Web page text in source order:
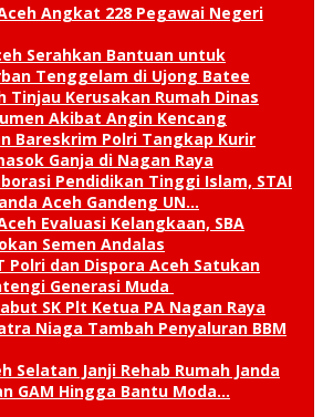
Angkat 228 Pegawai Negeri
Serahkan Bantuan untuk
Tenggelam di Ujong Batee
Tinjau Kerusakan Rumah Dinas
Akibat Angin Kencang
Bareskrim Polri Tangkap Kurir
Ganja di Nagan Raya
Pendidikan Tinggi Islam, STAI
Aceh Gandeng UN…
Evaluasi Kelangkaan, SBA
Semen Andalas
Polri dan Dispora Aceh Satukan
Generasi Muda
SK Plt Ketua PA Nagan Raya
Niaga Tambah Penyaluran BBM
Selatan Janji Rehab Rumah Janda
GAM Hingga Bantu Moda…